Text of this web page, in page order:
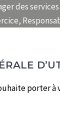
des
porter